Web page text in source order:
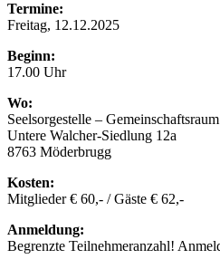
Termine:
Freitag, 12.12.2025
Beginn:
17.00 Uhr
Wo:
Seelsorgestelle – Gemeinschaftsraum
Untere Walcher-Siedlung 12a
8763 Möderbrugg
Kosten:
Mitglieder € 60,- / Gäste € 62,-
Anmeldung:
Begrenzte Teilnehmeranzahl!